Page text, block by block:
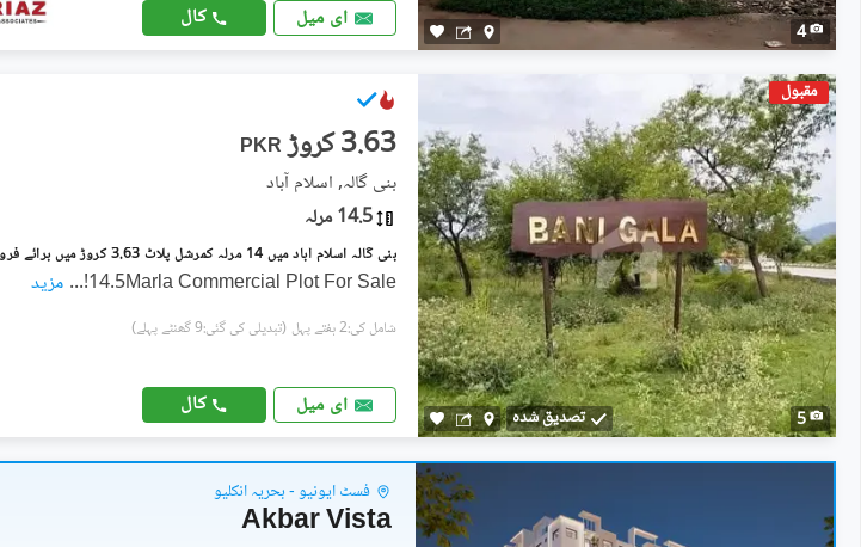
4 ای میل کال
مقبول
5 تصدیق شدہ
PKR 3.63 کروڑ
بنی گالہ, اسلام آباد
14.5 مرلہ
14.5Marla Commercial Plot For Sale!
... مزید
شامل کی:2 ہفتے پہل (تبدیلی کی گئی:9 گھنٹے پہلے)
ای میل کال
فسٹ ایونیو - بحریہ انکلیو
Akbar Vista